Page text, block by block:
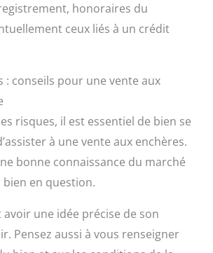
honoraires du
ceux liés à un crédit
: conseils pour une vente aux
risques, il est essentiel de bien se
à une vente aux enchères.
bonne connaissance du marché
en question.
une idée précise de son
Pensez aussi à vous renseigner